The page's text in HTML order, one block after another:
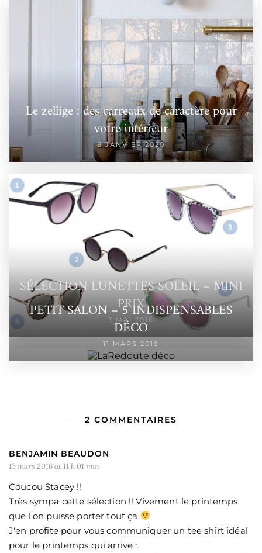
Le zellige : des carreaux de caractère pour
votre intérieur
8 JANVIER 2020
SÉLECTION LUNETTES SOLEIL – MINI
PRIX
3 MAI 2016
PETIT SALON – 5 INDISPENSABLES
DÉCO
11 MARS 2019
2 COMMENTAIRES
BENJAMIN BEAUDON
13 mars 2016 at 11 h 01 min
Coucou Stacey !!
Très sympa cette sélection !! Vivement le printemps
que l'on puisse porter tout ça
J'en profite pour vous communiquer un tee shirt idéal
pour le printemps qui arrive :